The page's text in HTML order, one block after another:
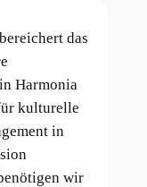
das
Harmonia
kulturelle
in
wir